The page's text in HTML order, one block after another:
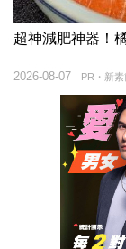
超神減肥神器！
PR・新素
2026-08-07